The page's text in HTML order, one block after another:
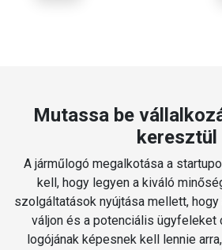
Mutassa be
keresztül
A járműlogó megalkotása a
kell, hogy legyen a kiváló
szolgáltatások nyújtása mellett,
váljon és a potenciális ügyfeleket
logójának képesnek kell lennie